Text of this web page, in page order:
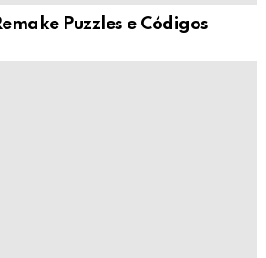
Puzzles e Códigos